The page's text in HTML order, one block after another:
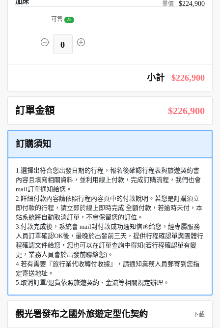
$224,900
可售 25
0
小計 $226,900
訂單金額 $226,900
訂購須知
1.選擇出符合您出發日期的行程，報名後確認行程表與旅遊契約書
內容且填寫相關資料，並利用線上付款，完成訂購流程，我們也會
mail訂單通知給您。
2.詳細付款內容請依照行程內容頁中的付款說明。若您是訂購須立
即付款的行程，請立即於線上即時完成 全額付款，若逾時未付，本
站系統將自動取消訂單，不會保留您的訂位。
3.付款完成後，系統會 mail封付款成功通知信函給您，經專屬服務
人員訂單確認OK後，最晚於出發前三天，提供行程確認單與團體行
程確認文件給您，您也可以在訂單查詢中得知(若行程確認單有變
更，業務人員會於出發前聯絡您)。
4.若有需要『旅行業代收轉付收據』，請通知業務人員郵寄到您指
定寄送地址。
5.取消訂單/退貨依照旅遊契約、金流等相關規定辦理。
觀光署發布之國外旅遊定型化契約 下載